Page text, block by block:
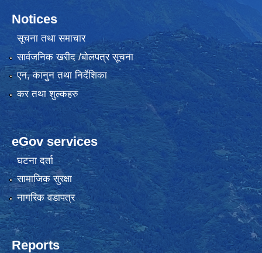
Notices
सूचना तथा समाचार
सार्वजनिक खरीद /बोलपत्र सूचना
एन, कानुन तथा निर्देशिका
कर तथा शुल्कहरु
eGov services
घटना दर्ता
सामाजिक सुरक्षा
नागरिक वडापत्र
Reports